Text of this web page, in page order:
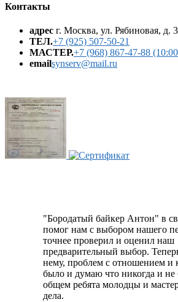
Контакты
адрес г. Москва, ул. Рябиновая, д.
ТЕЛ.+7 (925) 507-50-21
МАСТЕР.+7 (968) 867-47-88
emailsynserv@mail.ru
"Бородатый байкер Антон" в
помог нам с выбором нашего
точнее проверил и оценил наш
предварительный выбор.
нему, проблем с отношением и
было и думаю что никогда и не
общем ребята молодцы и
дела.